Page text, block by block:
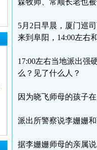
森牧师、常顺长老也
5月2日早晨，厦门巡
来到阜阳，14:00左右
17:00左右当地派出强
么？见了什么人？
因为晓飞师母的孩子
派出所警察说李姗姗
据李姗姗师母的亲属